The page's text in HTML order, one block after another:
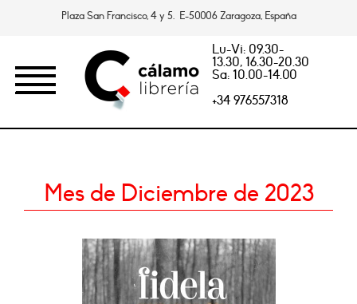
Plaza San Francisco, 4 y 5. E-50006 Zaragoza, España
Lu-Vi: 09.30-
13.30, 16.30-20.30
Sa: 10.00-14.00
+34 976557318
Mes de Diciembre de 2023